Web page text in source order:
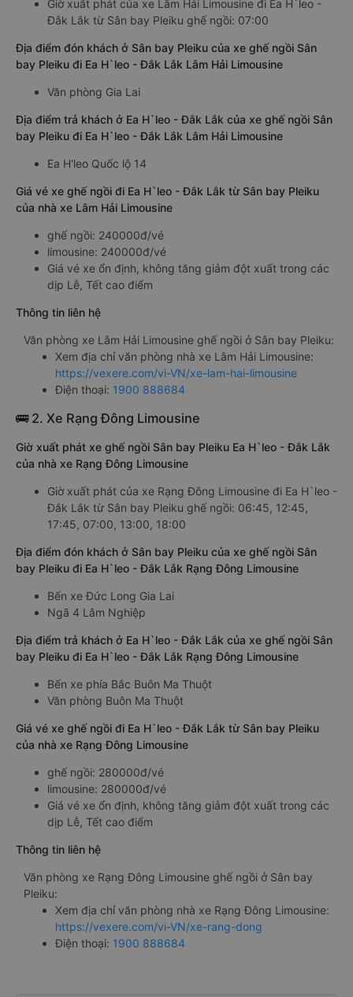
Giờ xuất phát của xe Lâm Hải Limousine đi Ea H`leo -
Đắk Lắk từ Sân bay Pleiku ghế ngồi: 07:00
Địa điểm đón khách ở Sân bay Pleiku của xe ghế ngồi Sân
bay Pleiku đi Ea H`leo - Đắk Lắk Lâm Hải Limousine
Văn phòng Gia Lai
Địa điểm trả khách ở Ea H`leo - Đắk Lắk của xe ghế ngồi Sân
bay Pleiku đi Ea H`leo - Đắk Lắk Lâm Hải Limousine
Ea H'leo Quốc lộ 14
Giá vé xe ghế ngồi đi Ea H`leo - Đắk Lắk từ Sân bay Pleiku
của nhà xe Lâm Hải Limousine
ghế ngồi: 240000đ/vé
limousine: 240000đ/vé
Giá vé xe ổn định, không tăng giảm đột xuất trong các
dịp Lễ, Tết cao điểm
Thông tin liên hệ
Văn phòng xe Lâm Hải Limousine ghế ngồi ở Sân bay Pleiku:
Xem địa chỉ văn phòng nhà xe Lâm Hải Limousine:
https://vexere.com/vi-VN/xe-lam-hai-limousine
Điện thoại: 1900 888684
🚌 2. Xe Rạng Đông Limousine
Giờ xuất phát xe ghế ngồi Sân bay Pleiku Ea H`leo - Đắk Lắk
của nhà xe Rạng Đông Limousine
Giờ xuất phát của xe Rạng Đông Limousine đi Ea H`leo -
Đắk Lắk từ Sân bay Pleiku ghế ngồi: 06:45, 12:45,
17:45, 07:00, 13:00, 18:00
Địa điểm đón khách ở Sân bay Pleiku của xe ghế ngồi Sân
bay Pleiku đi Ea H`leo - Đắk Lắk Rạng Đông Limousine
Bến xe Đức Long Gia Lai
Ngã 4 Lâm Nghiệp
Địa điểm trả khách ở Ea H`leo - Đắk Lắk của xe ghế ngồi Sân
bay Pleiku đi Ea H`leo - Đắk Lắk Rạng Đông Limousine
Bến xe phía Bắc Buôn Ma Thuột
Văn phòng Buôn Ma Thuột
Giá vé xe ghế ngồi đi Ea H`leo - Đắk Lắk từ Sân bay Pleiku
của nhà xe Rạng Đông Limousine
ghế ngồi: 280000đ/vé
limousine: 280000đ/vé
Giá vé xe ổn định, không tăng giảm đột xuất trong các
dịp Lễ, Tết cao điểm
Thông tin liên hệ
Văn phòng xe Rạng Đông Limousine ghế ngồi ở Sân bay
Pleiku:
Xem địa chỉ văn phòng nhà xe Rạng Đông Limousine:
https://vexere.com/vi-VN/xe-rang-dong
Điện thoại: 1900 888684